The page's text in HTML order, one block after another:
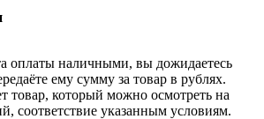
оплаты наличными, вы дожидаетесь
ему сумму за товар в рублях.
товар, который можно осмотреть на
соответствие указанным условиям.